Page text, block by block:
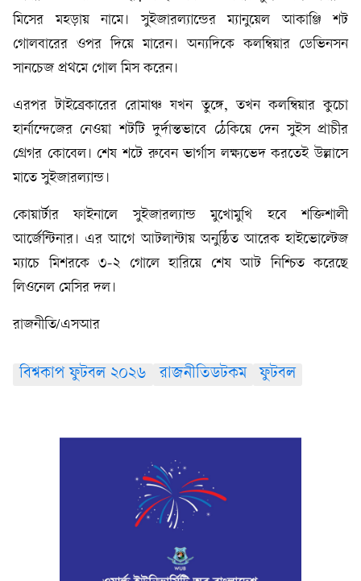
মিসের মহড়ায় নামে। সুইজারল্যান্ডের ম্যানুয়েল আকাঞ্জি শট
গোলবারের ওপর দিয়ে মারেন। অন্যদিকে কলম্বিয়ার ডেভিনসন
সানচেজ প্রথমে গোল মিস করেন।
এরপর টাইব্রেকারের রোমাঞ্চ যখন তুঙ্গে, তখন কলম্বিয়ার কুচো
হার্নান্দেজের নেওয়া শটটি দুর্দান্তভাবে ঠেকিয়ে দেন সুইস প্রাচীর
গ্রেগর কোবেল। শেষ শটে রুবেন ভার্গাস লক্ষ্যভেদ করতেই উল্লাসে
মাতে সুইজারল্যান্ড।
কোয়ার্টার ফাইনালে সুইজারল্যান্ড মুখোমুখি হবে শক্তিশালী
আর্জেন্টিনার। এর আগে আটলান্টায় অনুষ্ঠিত আরেক হাইভোল্টেজ
ম্যাচে মিশরকে ৩-২ গোলে হারিয়ে শেষ আট নিশ্চিত করেছে
লিওনেল মেসির দল।
রাজনীতি/এসআর
বিশ্বকাপ ফুটবল ২০২৬ রাজনীতিডটকম ফুটবল